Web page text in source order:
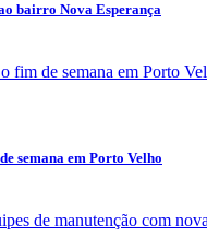
bairro Nova Esperança
semana em Porto Velho